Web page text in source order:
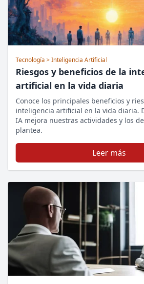
Tecnología > Inteligencia Artificial
Riesgos y beneficios de la
artificial en la vida diaria
Conoce los principales beneficios y
inteligencia artificial en la vida diaria.
IA mejora nuestras actividades y los
plantea.
Leer más